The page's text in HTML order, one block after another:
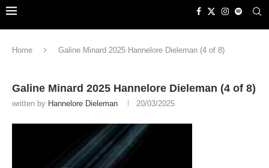
Home Galine Minard 2025 Hannelore Dieleman (4 of 8)
Galine Minard 2025 Hannelore Dieleman (4 of 8)
written by Hannelore Dieleman 20/03/2025